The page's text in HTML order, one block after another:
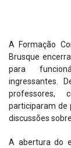
A Formação
Brusque
para
ingressantes.
professores,
participaram de
discussões
A abertura do